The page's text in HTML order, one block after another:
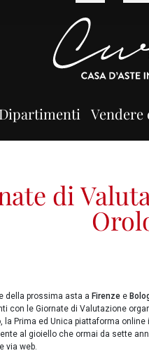
Dipartimenti Vendere
di
della prossima asta a Firenzee
con le Giornate di Valutazione
la Prima ed Unica piattaforma
al gioiello che ormai da sette
via web.